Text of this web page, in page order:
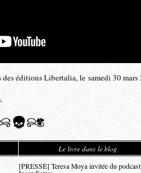
des éditions Libertalia, le samedi 30 mars
Le livre dans le blog
[PRESSE] Teresa Moya invitée du podcast